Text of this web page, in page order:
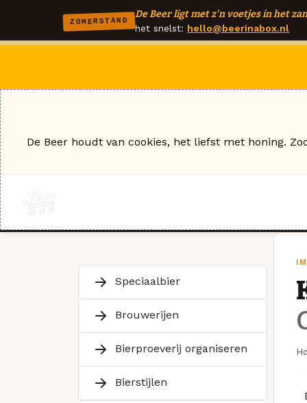
ZOMERSTAND
De Beer ligt met z'n voetjes in het
het snelst: hello@beerinabox.nl
Speciaalbier
Brouwerijen
Bierproeverij organiseren
Bierstijlen
De Beer houdt van cookies, het liefst met honing.